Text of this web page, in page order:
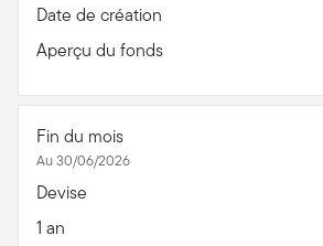
Date de création
Aperçu du fonds
Fin du mois
Au 30/06/2026
Devise
1 an